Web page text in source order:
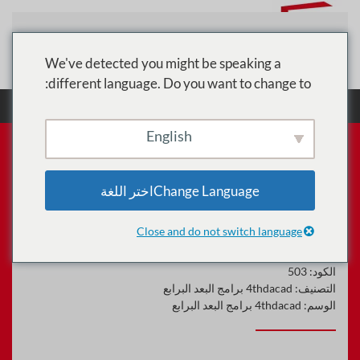
البرمجة باستخدام Visual Basic
.NET Training
الكود: 503
التصنيف: 4thdacad برامج البعد البرابع
الوسم: 4thdacad برامج البعد البرابع
We've detected you might be speaking a
different language. Do you want to change to:
English
Change Languageاختر اللغة
Close and do not switch language